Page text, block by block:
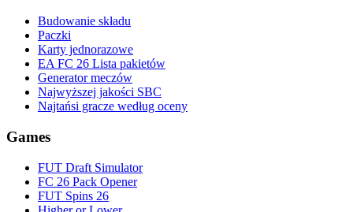
Budowanie składu
Paczki
Karty jednorazowe
EA FC 26 Lista pakietów
Generator meczów
Najwyższej jakości SBC
Najtańsi gracze według oceny
Games
FUT Draft Simulator
FC 26 Pack Opener
FUT Spins 26